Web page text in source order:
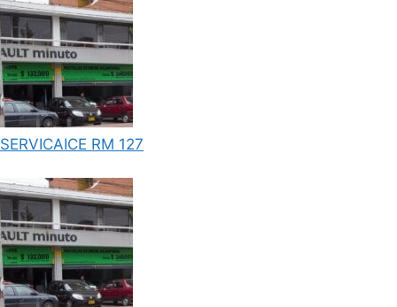
SERVICAICE RM 127